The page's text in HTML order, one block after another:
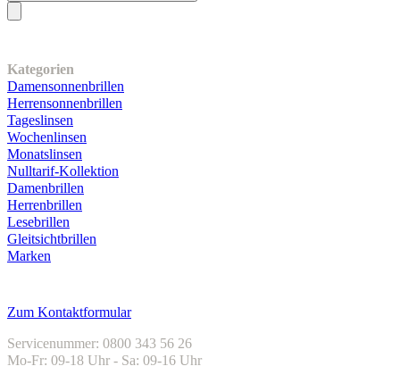
Kategorien
Damensonnenbrillen
Herrensonnenbrillen
Tageslinsen
Wochenlinsen
Monatslinsen
Nulltarif-Kollektion
Damenbrillen
Herrenbrillen
Lesebrillen
Gleitsichtbrillen
Marken
Zum Kontaktformular
Servicenummer: 0800 343 56 26
Mo-Fr: 09-18 Uhr - Sa: 09-16 Uhr